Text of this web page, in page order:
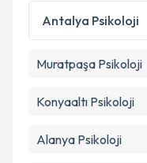
Antalya Psikoloji
Muratpaşa Psikoloji
Konyaaltı Psikoloji
Alanya Psikoloji